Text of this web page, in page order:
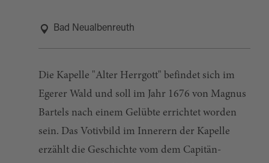
Bad Neualbenreuth
Die Kapelle "Alter Herrgott" befindet sich im
Egerer Wald und soll im Jahr 1676 von Magnus
Bartels nach einem Gelübte errichtet worden
sein. Das Votivbild im Innerern der Kapelle
erzählt die Geschichte vom dem Capitän-